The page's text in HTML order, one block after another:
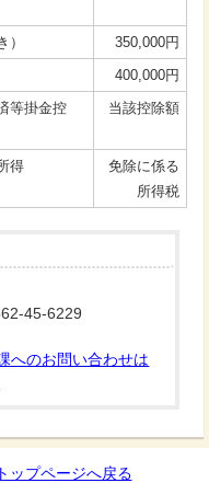
350,000円
400,000円
等掛金控
当該控除額
得
免除に係る
所得税
45-6229
へのお問い合わせは
トップページへ戻る